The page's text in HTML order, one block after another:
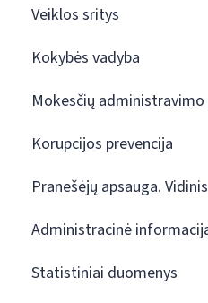
Veiklos sritys
Kokybės vadyba
Mokesčių
Korupcijos prevencija
Pranešėjų apsauga.
Administracinė
Statistiniai duomenys